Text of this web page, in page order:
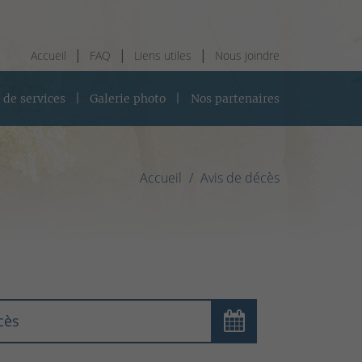
Accueil FAQ Liens utiles Nous joindre
services Galerie photo Nos partenaires
Accueil Avis de décès